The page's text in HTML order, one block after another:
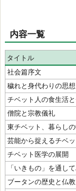
内容一覧
タイトル
社会篇序文
穢れと身代わりの思想
チベット人の食生活
僧院と宗教儀礼
東チベット、暮らし
芸能から捉えるチベ
チベット医学の展開
「いきもの」を通し
ブータンの歴史と仏教